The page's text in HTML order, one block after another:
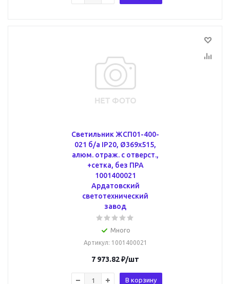
Светильник ЖСП01-400-
021 б/а IP20, Ø369х515,
алюм. отраж. с отверст.,
+сетка, без ПРА
1001400021
Ардатовский
светотехнический
завод
Много
Артикул: 1001400021
7 973.82₽/шт
В корзину